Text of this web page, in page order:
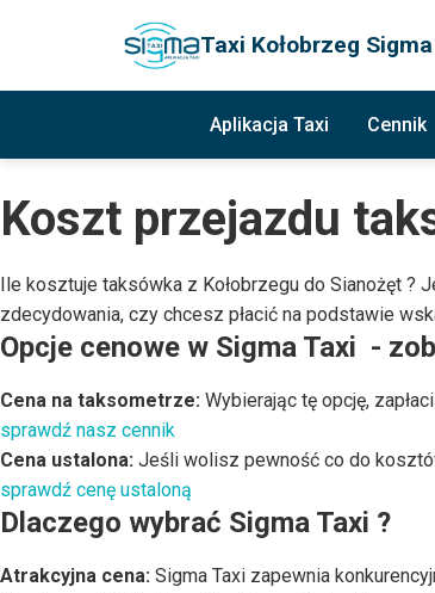
Taxi Kołobrzeg
Aplikacja Taxi Cennik
Koszt przejazdu
Ile kosztuje taksówka z Kołobrzegu do Sianożęt
zdecydowania, czy chcesz płacić na podstawie
Opcje cenowe w Sigma Taxi -
Cena na taksometrze: Wybierając tę opcję,
sprawdź nasz cennik
Cena ustalona: Jeśli wolisz pewność co do
sprawdź cenę ustaloną
Dlaczego wybrać Sigma Taxi ?
Atrakcyjna cena: Sigma Taxi zapewnia